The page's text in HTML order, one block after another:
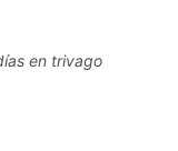
en trivago